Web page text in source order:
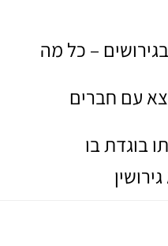
– כל מה
עם חברים
בוגדת בו